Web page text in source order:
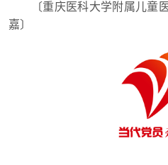
〔重庆医科大学附属儿
嘉〕